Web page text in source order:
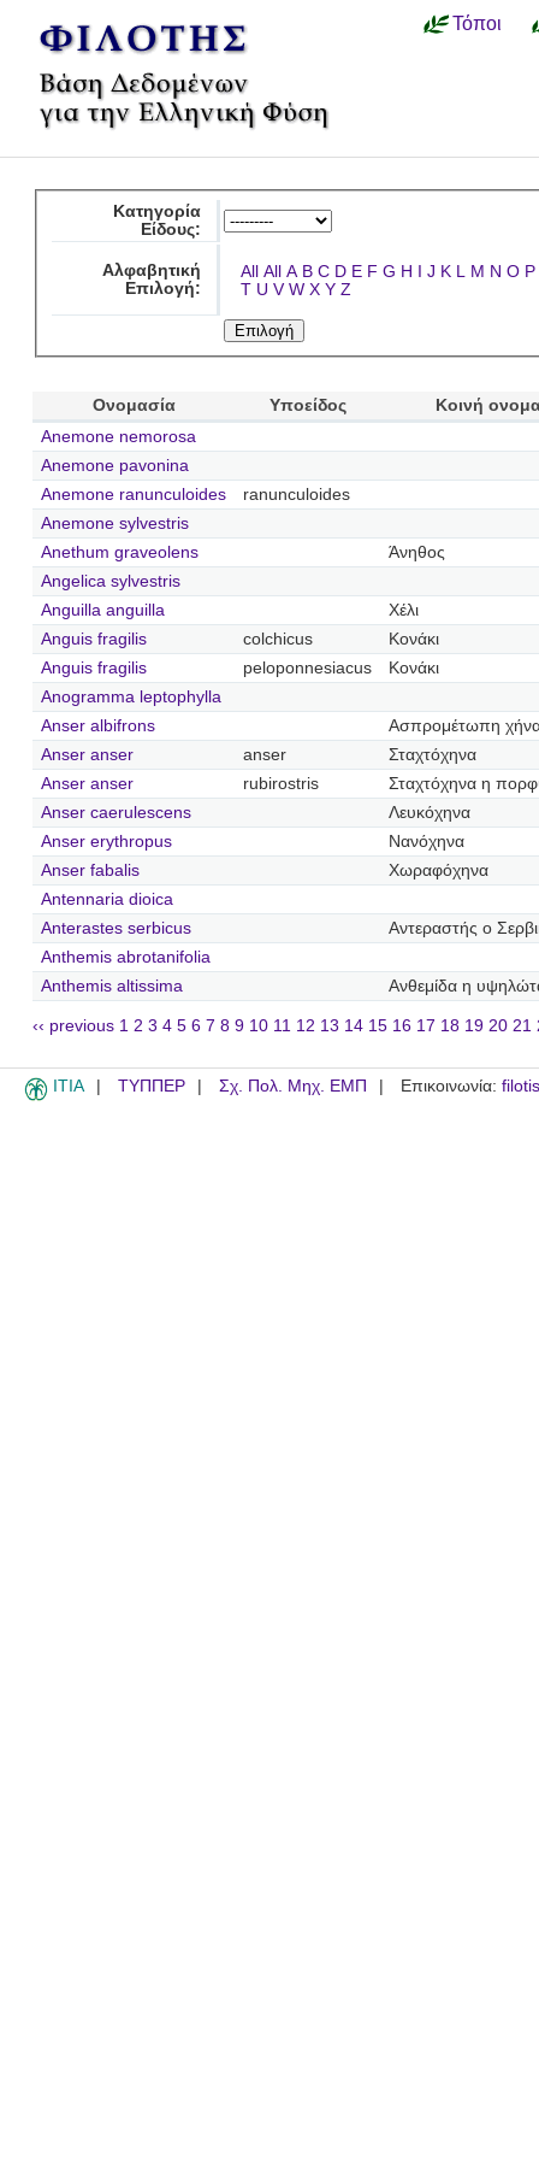
Τόποι
Κατηγορία
Είδους:
Αλφαβητική
Επιλογή:
All All A B C D E F G H I J K L M N O P
T U V W X Y Z
Ονομασία Υποείδος
Κοινή
Anemone nemorosa
Anemone pavonina
Anemone ranunculoides
ranunculoides
Anemone sylvestris
Anethum graveolens
Άνηθος
Angelica sylvestris
Anguilla anguilla
Χέλι
Anguis fragilis
colchicus
Κονάκι
Anguis fragilis
peloponnesiacus
Κονάκι
Anogramma leptophylla
Anser albifrons
Ασπρομέτωπη
Anser anser
anser
Σταχτόχηνα
Anser anser
rubirostris
Σταχτόχηνα η
Anser caerulescens
Λευκόχηνα
Anser erythropus
Νανόχηνα
Anser fabalis
Χωραφόχηνα
Antennaria dioica
Anterastes serbicus
Αντεραστής ο
Anthemis abrotanifolia
Anthemis altissima
Ανθεμίδα η
‹‹ previous 1 2 3 4 5 6 7 8 9 10 11 12 13 14 15 16 17 18 19 20 21
ITIA ΤΥΠΠΕΡ Σχ. Πολ. Μηχ. ΕΜΠ Επικοινωνία: